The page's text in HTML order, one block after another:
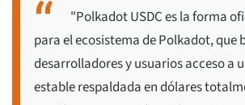
"Polkadot USDC es la forma
para el ecosistema de Polkadot, que
desarrolladores y usuarios acceso a
estable respaldada en dólares